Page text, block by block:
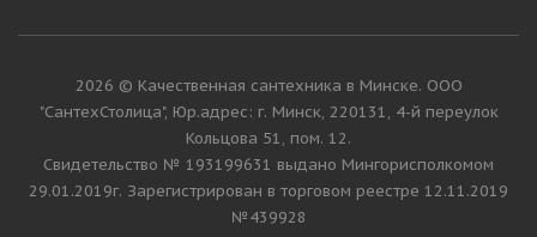
2026 © Качественная сантехника в Минске. ООО
"СантехСтолица", Юр.адрес: г. Минск, 220131, 4-й переулок
Кольцова 51, пом. 12.
Cвидетельство № 193199631 выдано Мингорисполкомом
29.01.2019г. Зарегистрирован в торговом реестре 12.11.2019
№439928